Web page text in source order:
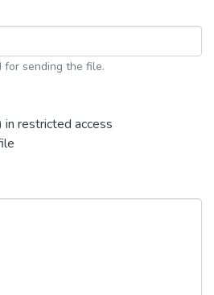
for sending the file.
restricted access